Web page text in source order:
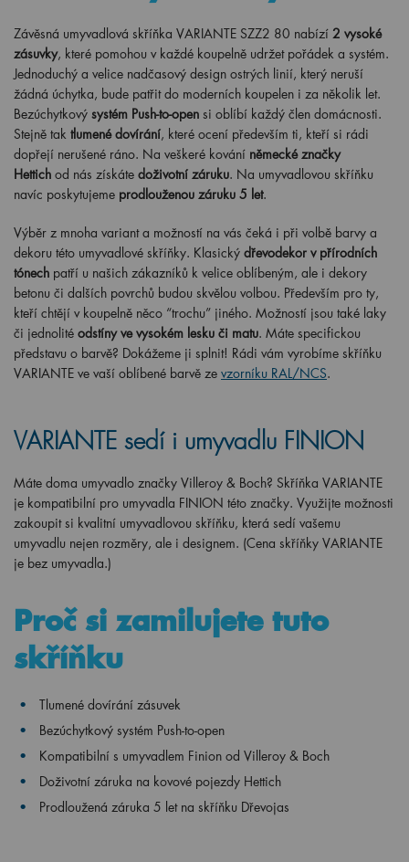
Závěsná umyvadlová skříňka VARIANTE SZZ2 80 nabízí 2 vysoké
zásuvky, které pomohou v každé koupelně udržet pořádek a systém.
Jednoduchý a velice nadčasový design ostrých linií, který neruší
žádná úchytka, bude patřit do moderních koupelen i za několik let.
Bezúchytkový systém Push-to-open si oblíbí každý člen domácnosti.
Stejně tak tlumené dovírání, které ocení především ti, kteří si rádi
dopřejí nerušené ráno. Na veškeré kování německé značky
Hettich od nás získáte doživotní záruku. Na umyvadlovou skříňku
navíc poskytujeme prodlouženou záruku 5 let.
Výběr z mnoha variant a možností na vás čeká i při volbě barvy a
dekoru této umyvadlové skříňky. Klasický dřevodekor v přírodních
tónech patří u našich zákazníků k velice oblíbeným, ale i dekory
betonu či dalších povrchů budou skvělou volbou. Především pro ty,
kteří chtějí v koupelně něco “trochu” jiného. Možností jsou také laky
či jednolité odstíny ve vysokém lesku či matu. Máte specifickou
představu o barvě? Dokážeme ji splnit! Rádi vám vyrobíme skříňku
VARIANTE ve vaší oblíbené barvě ze vzorníku RAL/NCS.
VARIANTE sedí i umyvadlu FINION
Máte doma umyvadlo značky Villeroy & Boch? Skříňka VARIANTE
je kompatibilní pro umyvadla FINION této značky. Využijte možnosti
zakoupit si kvalitní umyvadlovou skříňku, která sedí vašemu
umyvadlu nejen rozměry, ale i designem. (Cena skříňky VARIANTE
je bez umyvadla.)
Proč si zamilujete tuto
skříňku
Tlumené dovírání zásuvek
Bezúchytkový systém Push-to-open
Kompatibilní s umyvadlem Finion od Villeroy & Boch
Doživotní záruka na kovové pojezdy Hettich
Prodloužená záruka 5 let na skříňku Dřevojas